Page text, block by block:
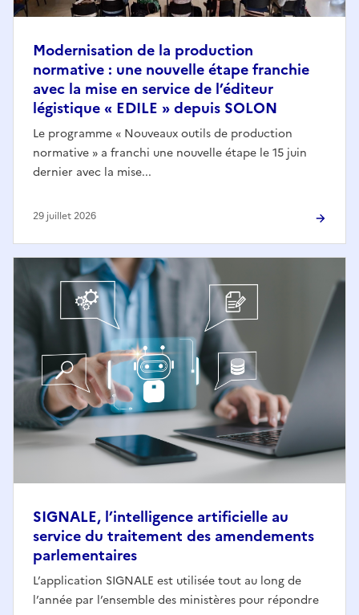
Modernisation de la production
normative : une nouvelle étape franchie
avec la mise en service de l’éditeur
légistique « EDILE » depuis SOLON
Le programme « Nouveaux outils de production
normative » a franchi une nouvelle étape le 15 juin
dernier avec la mise...
29 juillet 2026
SIGNALE, l’intelligence artificielle au
service du traitement des amendements
parlementaires
L’application SIGNALE est utilisée tout au long de
l’année par l’ensemble des ministères pour répondre